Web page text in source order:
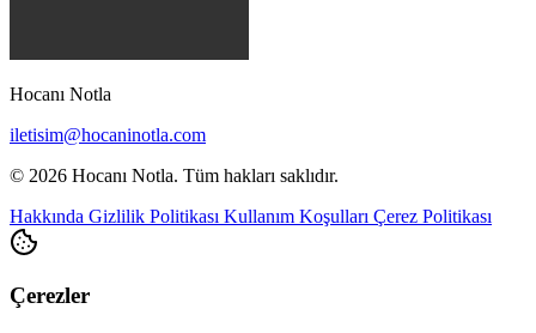
Hocanı Notla
iletisim@hocaninotla.com
© 2026 Hocanı Notla. Tüm hakları saklıdır.
Hakkında Gizlilik Politikası Kullanım Koşulları Çerez Politikası
Çerezler